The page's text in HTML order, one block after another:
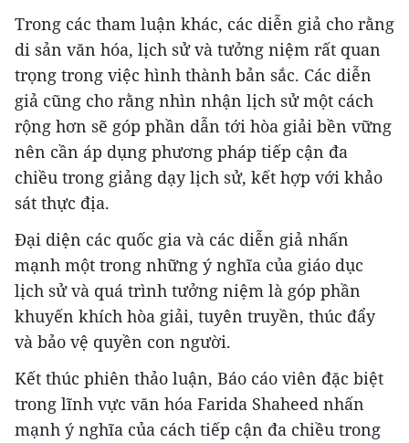
Trong các tham luận khác, các diễn giả cho rằng
di sản văn hóa, lịch sử và tưởng niệm rất quan
trọng trong việc hình thành bản sắc. Các diễn
giả cũng cho rằng nhìn nhận lịch sử một cách
rộng hơn sẽ góp phần dẫn tới hòa giải bền vững
nên cần áp dụng phương pháp tiếp cận đa
chiều trong giảng dạy lịch sử, kết hợp với khảo
sát thực địa.
Đại diện các quốc gia và các diễn giả nhấn
mạnh một trong những ý nghĩa của giáo dục
lịch sử và quá trình tưởng niệm là góp phần
khuyến khích hòa giải, tuyên truyền, thúc đẩy
và bảo vệ quyền con người.
Kết thúc phiên thảo luận, Báo cáo viên đặc biệt
trong lĩnh vực văn hóa Farida Shaheed nhấn
mạnh ý nghĩa của cách tiếp cận đa chiều trong